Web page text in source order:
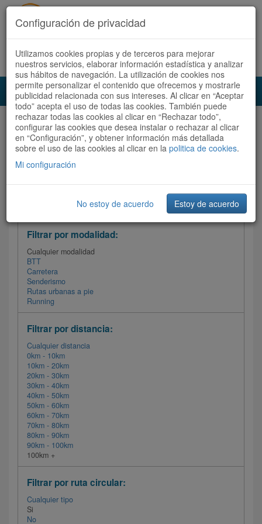
Acceder Registrate ahora Español | Català
Audioruta Todas las rutas
Todas las rutas
Ordenar por: Más recientes /
Filtrar las rutas
Filtrar por modalidad:
Cualquier modalidad
BTT
Carretera
Senderismo
Rutas urbanas a pie
Running
Filtrar por distancia:
Cualquier distancia
0km - 10km
10km - 20km
20km - 30km
30km - 40km
40km - 50km
50km - 60km
60km - 70km
70km - 80km
80km - 90km
90km - 100km
100km +
Filtrar por ruta circular:
Cualquier tipo
Si
No
Configuración de privacidad
Utilizamos cookies propias y de terceros para mejorar
nuestros servicios, elaborar información estadística y analizar
sus hábitos de navegación. La utilización de cookies nos
permite personalizar el contenido que ofrecemos y mostrarle
publicidad relacionada con sus intereses. Al clicar en “Aceptar
todo” acepta el uso de todas las cookies. También puede
rechazar todas las cookies al clicar en “Rechazar todo”,
configurar las cookies que desea instalar o rechazar al clicar
en “Configuración”, y obtener información más detallada
sobre el uso de las cookies al clicar en la politica de cookies.
Mi configuración
No estoy de acuerdo Estoy de acuerdo